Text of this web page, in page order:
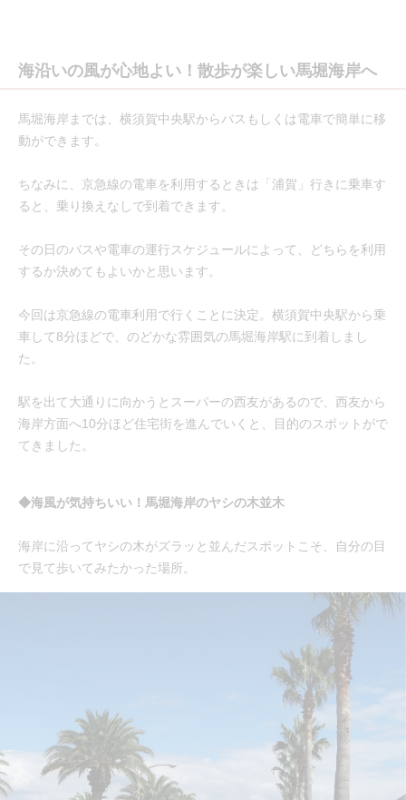
海沿いの風が心地よい！散歩が楽しい馬堀海岸へ
馬堀海岸までは、横須賀中央駅からバスもしくは電車で簡単に移
動ができます。
ちなみに、京急線の電車を利用するときは「浦賀」行きに乗車す
ると、乗り換えなしで到着できます。
その日のバスや電車の運行スケジュールによって、どちらを利用
するか決めてもよいかと思います。
今回は京急線の電車利用で行くことに決定。横須賀中央駅から乗
車して8分ほどで、のどかな雰囲気の馬堀海岸駅に到着しまし
た。
駅を出て大通りに向かうとスーパーの西友があるので、西友から
海岸方面へ10分ほど住宅街を進んでいくと、目的のスポットがで
てきました。
◆海風が気持ちいい！馬堀海岸のヤシの木並木
海岸に沿ってヤシの木がズラッと並んだスポットこそ、自分の目
で見て歩いてみたかった場所。